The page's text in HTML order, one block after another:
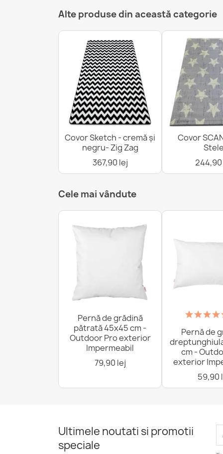
Alte produse din această categorie
Covor Sketch - cremă și
negru- Zig Zag
367,90 lej
Covor
Stele
Cele mai vândute
Pernă de grădină
pătrată 45x45 cm -
Outdoor Pro exterior
Impermeabil
79,90 lej
Pernă de
cm -
exterior
59,90
Ultimele noutati si promotii
speciale